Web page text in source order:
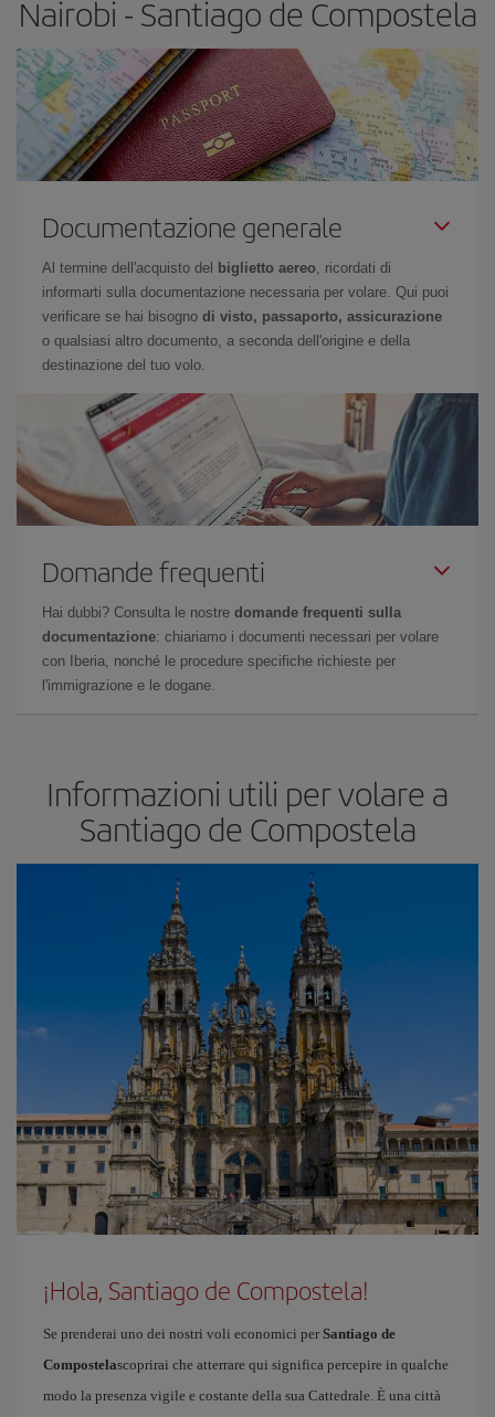
Nairobi - Santiago de Compostela
Documentazione generale
Al termine dell'acquisto del biglietto aereo, ricordati di
informarti sulla documentazione necessaria per volare. Qui puoi
verificare se hai bisogno di visto, passaporto, assicurazione
o qualsiasi altro documento, a seconda dell'origine e della
destinazione del tuo volo.
Domande frequenti
Hai dubbi? Consulta le nostre domande frequenti sulla
documentazione: chiariamo i documenti necessari per volare
con Iberia, nonché le procedure specifiche richieste per
l'immigrazione e le dogane.
Informazioni utili per volare a
Santiago de Compostela
¡Hola, Santiago de Compostela!
Se prenderai uno dei nostri voli economici per Santiago de
Compostelascoprirai che atterrare qui significa percepire in qualche
modo la presenza vigile e costante della sua Cattedrale. È una città